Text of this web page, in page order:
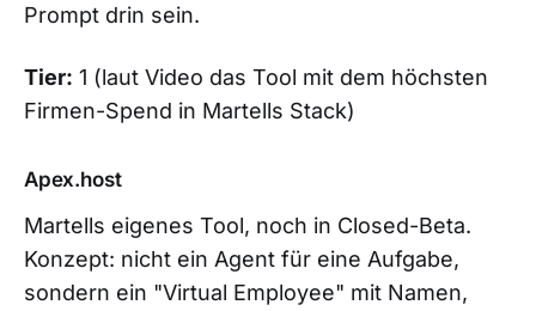
Prompt drin sein.
Tier: 1 (laut Video das Tool mit dem höchsten
Firmen-Spend in Martells Stack)
Apex.host
Martells eigenes Tool, noch in Closed-Beta.
Konzept: nicht ein Agent für eine Aufgabe,
sondern ein "Virtual Employee" mit Namen,